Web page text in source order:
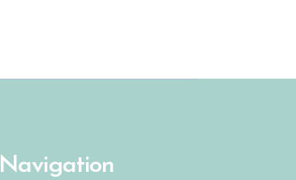
Navigation